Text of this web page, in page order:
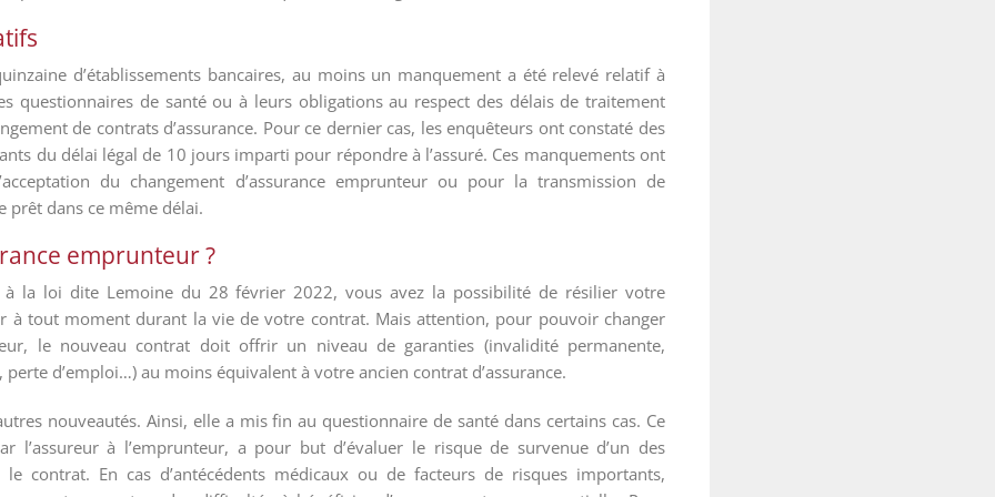
d’établissements bancaires, au moins un manquement a été relevé relatif à
questionnaires de santé ou à leurs obligations au respect des délais de traitement
de contrats d’assurance. Pour ce dernier cas, les enquêteurs ont constaté des
du délai légal de 10 jours imparti pour répondre à l’assuré. Ces manquements ont
du changement d’assurance emprunteur ou pour la transmission de
prêt dans ce même délai.
emprunteur ?
à la loi dite Lemoine du 28 février 2022, vous avez la possibilité de résilier votre
à tout moment durant la vie de votre contrat. Mais attention, pour pouvoir changer
le nouveau contrat doit offrir un niveau de garanties (invalidité permanente,
d’emploi…) au moins équivalent à votre ancien contrat d’assurance.
nouveautés. Ainsi, elle a mis fin au questionnaire de santé dans certains cas. Ce
l’assureur à l’emprunteur, a pour but d’évaluer le risque de survenue d’un des
contrat. En cas d’antécédents médicaux ou de facteurs de risques importants,